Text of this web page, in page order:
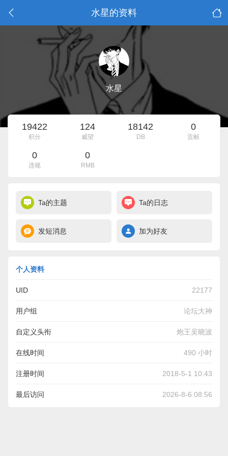
水星的资料
水星
19422
积分
124
威望
18142
DB
0
贡献
0
违规
0
RMB
Ta的主题 Ta的日志
发短消息 加为好友
个人资料
UID 22177
用户组 论坛大神
自定义头衔 炮王吴晓波
在线时间 490 小时
注册时间 2018-5-1 10:43
最后访问 2026-8-6 08:56